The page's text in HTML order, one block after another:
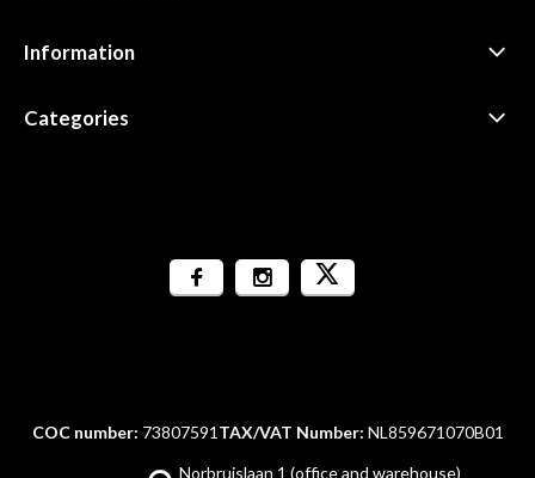
Information
Categories
Norbruislaan 1 (office and warehouse)
COC number: 73807591 TAX/VAT Number: NL859671070B01